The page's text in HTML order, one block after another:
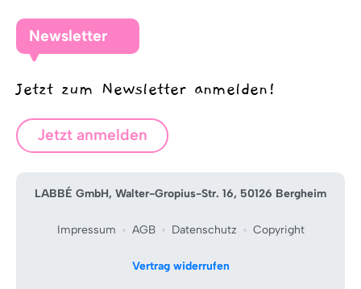
Newsletter
Jetzt zum Newsletter anmelden!
Jetzt anmelden
LABBÉ GmbH, Walter-Gropius-Str. 16, 50126 Bergheim
Impressum AGB Datenschutz Copyright
Vertrag widerrufen